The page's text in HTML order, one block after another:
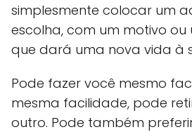
simplesmente colocar um
escolha, com um motivo
que dará uma nova vida à
Pode fazer você mesmo
mesma facilidade, pode
outro. Pode também